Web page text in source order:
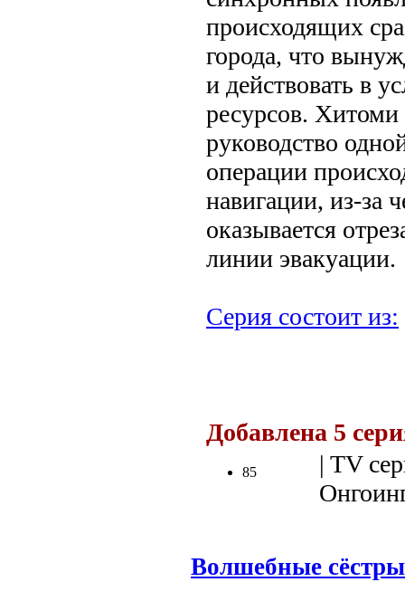
происходящих
города, что
и действовать в
ресурсов. Хитоми
руководство
операции
навигации, из-за
оказывается
линии эвакуации.
Серия состоит из:
Добавлена 5
85
| TV
Волшебные сёстры